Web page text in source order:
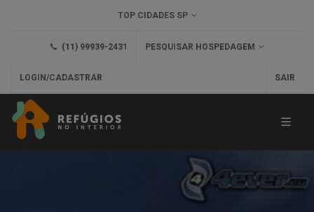
TOP CIDADES SP
(11) 99939-2431 PESQUISAR HOSPEDAGEM
LOGIN/CADASTRAR SAIR